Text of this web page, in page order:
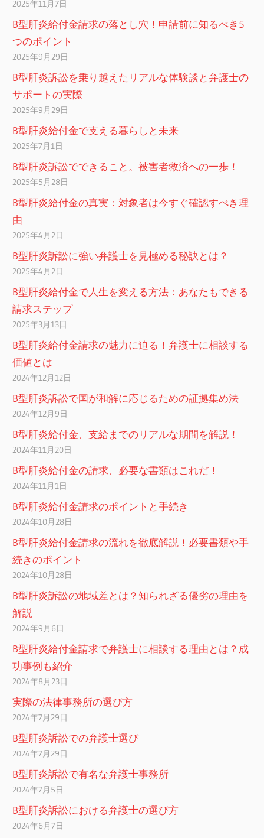
2025年11月7日
B型肝炎給付金請求の落とし穴！申請前に知るべき5
つのポイント
2025年9月29日
B型肝炎訴訟を乗り越えたリアルな体験談と弁護士の
サポートの実際
2025年9月29日
B型肝炎給付金で支える暮らしと未来
2025年7月1日
B型肝炎訴訟でできること。被害者救済への一歩！
2025年5月28日
B型肝炎給付金の真実：対象者は今すぐ確認すべき理
由
2025年4月2日
B型肝炎訴訟に強い弁護士を見極める秘訣とは？
2025年4月2日
B型肝炎給付金で人生を変える方法：あなたもできる
請求ステップ
2025年3月13日
B型肝炎給付金請求の魅力に迫る！弁護士に相談する
価値とは
2024年12月12日
B型肝炎訴訟で国が和解に応じるための証拠集め法
2024年12月9日
B型肝炎給付金、支給までのリアルな期間を解説！
2024年11月20日
B型肝炎給付金の請求、必要な書類はこれだ！
2024年11月1日
B型肝炎給付金請求のポイントと手続き
2024年10月28日
B型肝炎給付金請求の流れを徹底解説！必要書類や手
続きのポイント
2024年10月28日
B型肝炎訴訟の地域差とは？知られざる優劣の理由を
解説
2024年9月6日
B型肝炎給付金請求で弁護士に相談する理由とは？成
功事例も紹介
2024年8月23日
実際の法律事務所の選び方
2024年7月29日
B型肝炎訴訟での弁護士選び
2024年7月29日
B型肝炎訴訟で有名な弁護士事務所
2024年7月5日
B型肝炎訴訟における弁護士の選び方
2024年6月7日